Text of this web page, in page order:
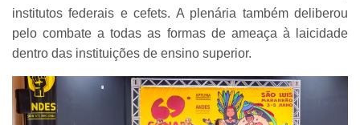
institutos federais e cefets. A plenária também deliberou
pelo combate a todas as formas de ameaça à laicidade
dentro das instituições de ensino superior.